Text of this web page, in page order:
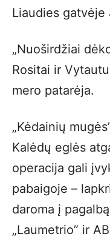
Liaudies gatvėje
„Nuoširdžiai
Rositai ir
mero patarėja.
„Kėdainių
Kalėdų eglės
operacija gali
pabaigoje –
daroma į
„Laumetrio” ir